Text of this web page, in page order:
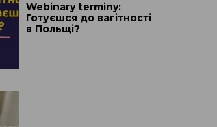
Webinary terminy:
Готуєшся до вагітності
в Польщі?